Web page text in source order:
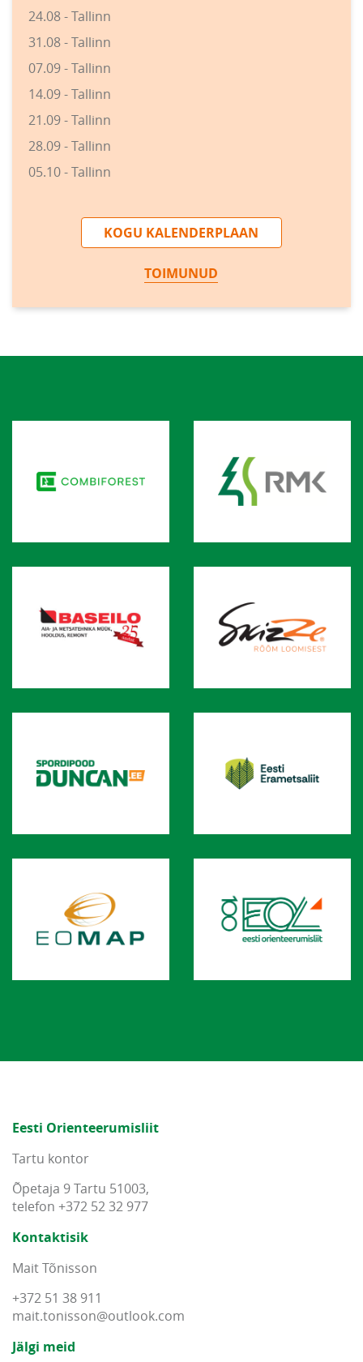
24.08 - Tallinn
31.08 - Tallinn
07.09 - Tallinn
14.09 - Tallinn
21.09 - Tallinn
28.09 - Tallinn
05.10 - Tallinn
KOGU KALENDERPLAAN
TOIMUNUD
Eesti Orienteerumisliit
Tartu kontor
Õpetaja 9 Tartu 51003,
telefon +372 52 32 977
Kontaktisik
Mait Tõnisson
+372 51 38 911
mait.tonisson@outlook.com
Jälgi meid